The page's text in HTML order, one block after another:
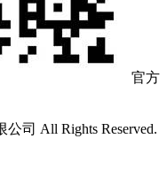
官方
司 All Rights Reserved.